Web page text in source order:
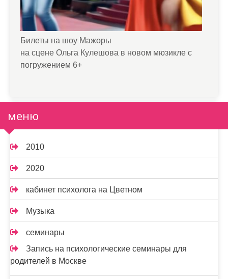
Билеты на шоу Мажоры
на сцене Ольга Кулешова в новом мюзикле с
погружением 6+
меню
2010
2020
кабинет психолога на Цветном
Музыка
семинары
Запись на психологические семинары для
родителей в Москве